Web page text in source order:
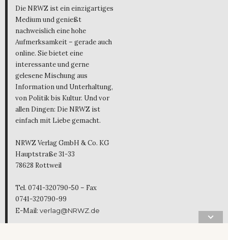
Die NRWZ ist ein einzigartiges
Medium und genießt
nachweislich eine hohe
Aufmerksamkeit – gerade auch
online. Sie bietet eine
interessante und gerne
gelesene Mischung aus
Information und Unterhaltung,
von Politik bis Kultur. Und vor
allen Dingen: Die NRWZ ist
einfach mit Liebe gemacht.
NRWZ Verlag GmbH & Co. KG
Hauptstraße 31-33
78628 Rottweil
Tel. 0741-320790-50 – Fax
0741-320790-99
E-Mail: verlag@NRWZ.de